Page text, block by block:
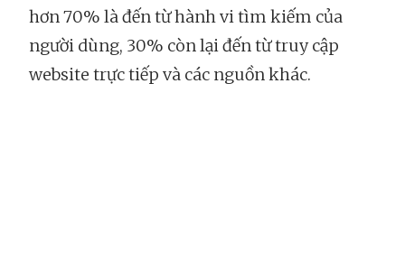
hơn 70% là đến từ hành vi tìm kiếm của
người dùng, 30% còn lại đến từ truy cập
website trực tiếp và các nguồn khác.